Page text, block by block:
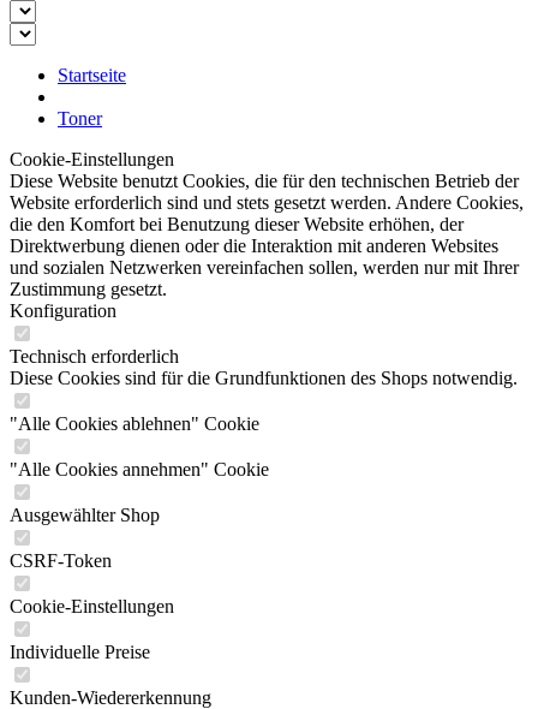
Startseite
Toner
Cookie-Einstellungen
Diese Website benutzt Cookies, die für den technischen Betrieb der
Website erforderlich sind und stets gesetzt werden. Andere Cookies,
die den Komfort bei Benutzung dieser Website erhöhen, der
Direktwerbung dienen oder die Interaktion mit anderen Websites
und sozialen Netzwerken vereinfachen sollen, werden nur mit Ihrer
Zustimmung gesetzt.
Konfiguration
Technisch erforderlich
Diese Cookies sind für die Grundfunktionen des Shops notwendig.
"Alle Cookies ablehnen" Cookie
"Alle Cookies annehmen" Cookie
Ausgewählter Shop
CSRF-Token
Cookie-Einstellungen
Individuelle Preise
Kunden-Wiedererkennung